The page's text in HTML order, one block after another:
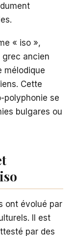
« iso »,
grec ancien
mélodique
Cette
polyphonie se
bulgares ou
ont évolué par
Il est
par des